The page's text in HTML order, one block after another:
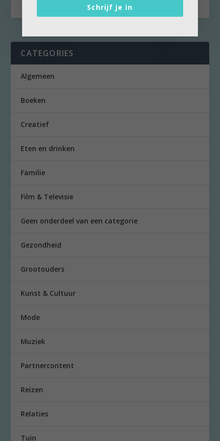
CATEGORIES
Algemeen
Boeken
Creatief
Eten en drinken
Familie
Film & Televisie
Geen onderdeel van een categorie
Gezondheid
Grootouders
Kunst & Cultuur
Mode
Muziek
Partnercontent
Reizen
Relaties
Tuin
Schrijf je in